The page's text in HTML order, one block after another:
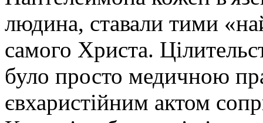
людина, ставали тими
самого Христа.
було просто медичною
євхаристійним актом